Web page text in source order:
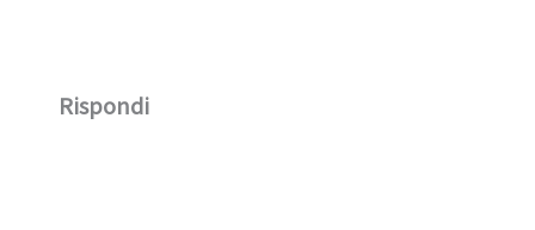
Rispondi